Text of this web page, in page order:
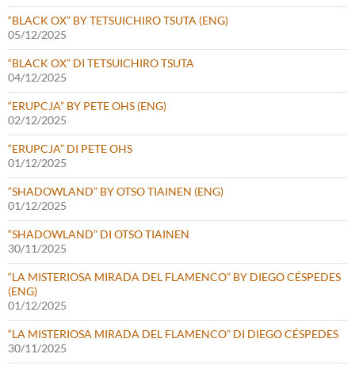
“BLACK OX” BY TETSUICHIRO TSUTA (ENG)
05/12/2025
“BLACK OX” DI TETSUICHIRO TSUTA
04/12/2025
“ERUPCJA” BY PETE OHS (ENG)
02/12/2025
“ERUPCJA” DI PETE OHS
01/12/2025
“SHADOWLAND” BY OTSO TIAINEN (ENG)
01/12/2025
“SHADOWLAND” DI OTSO TIAINEN
30/11/2025
“LA MISTERIOSA MIRADA DEL FLAMENCO” BY DIEGO CÉSPEDES
(ENG)
01/12/2025
“LA MISTERIOSA MIRADA DEL FLAMENCO” DI DIEGO CÉSPEDES
30/11/2025